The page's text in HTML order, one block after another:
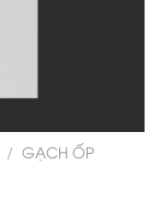
/ GẠCH ỐP